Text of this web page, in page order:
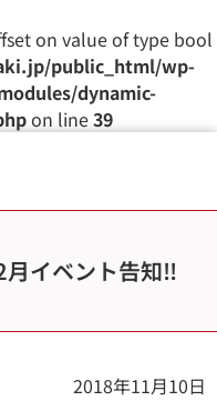
on value of type bool
public_html/wp-
dynamic-
on line39
月イベント告知‼
2018年11月10日